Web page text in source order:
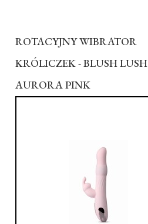
ROTACYJNY WIBRATOR
KRÓLICZEK - BLUSH LUSH
AURORA PINK